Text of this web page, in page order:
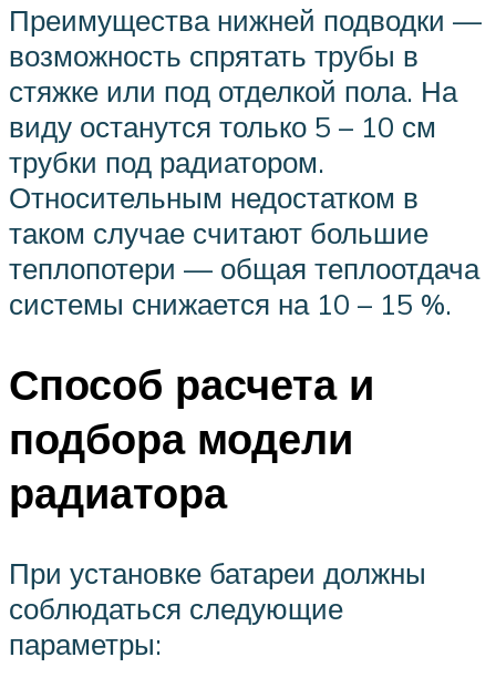
Преимущества нижней подводки —
возможность спрятать трубы в
стяжке или под отделкой пола. На
виду останутся только 5 – 10 см
трубки под радиатором.
Относительным недостатком в
таком случае считают большие
теплопотери — общая теплоотдача
системы снижается на 10 – 15 %.
Способ расчета и
подбора модели
радиатора
При установке батареи должны
соблюдаться следующие
параметры: